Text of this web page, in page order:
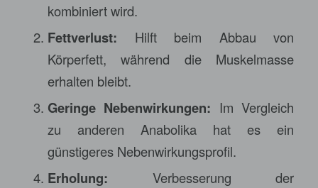
kombiniert wird.
Fettverlust: Hilft beim Abbau von
Körperfett, während die Muskelmasse
erhalten bleibt.
Geringe Nebenwirkungen: Im Vergleich
zu anderen Anabolika hat es ein
günstigeres Nebenwirkungsprofil.
Erholung: Verbesserung der